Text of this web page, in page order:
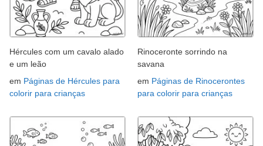
Hércules com um cavalo alado
e um leão
em Páginas de Hércules para
colorir para crianças
Rinoceronte sorrindo na
savana
em Páginas de Rinocerontes
para colorir para crianças